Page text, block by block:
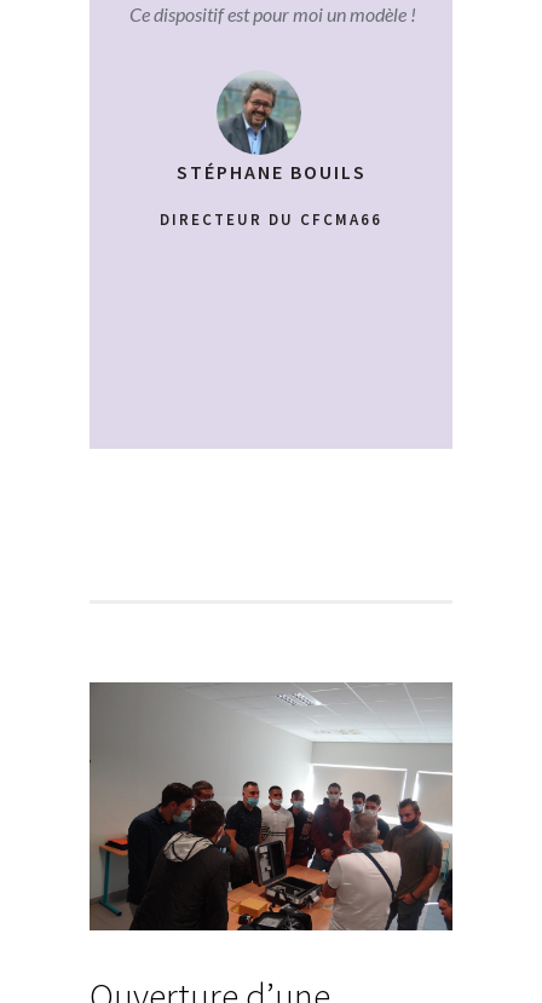
Ce dispositif est pour moi un modèle !
STÉPHANE BOUILS
DIRECTEUR DU CFCMA66